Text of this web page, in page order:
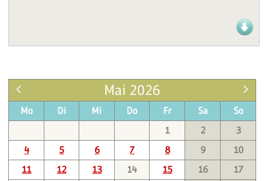
Mai 2026
Mo Di Mi Do Fr Sa
So
1
2
3
4
5 6 7 8 9
10
11
12 13 14 15 16
17